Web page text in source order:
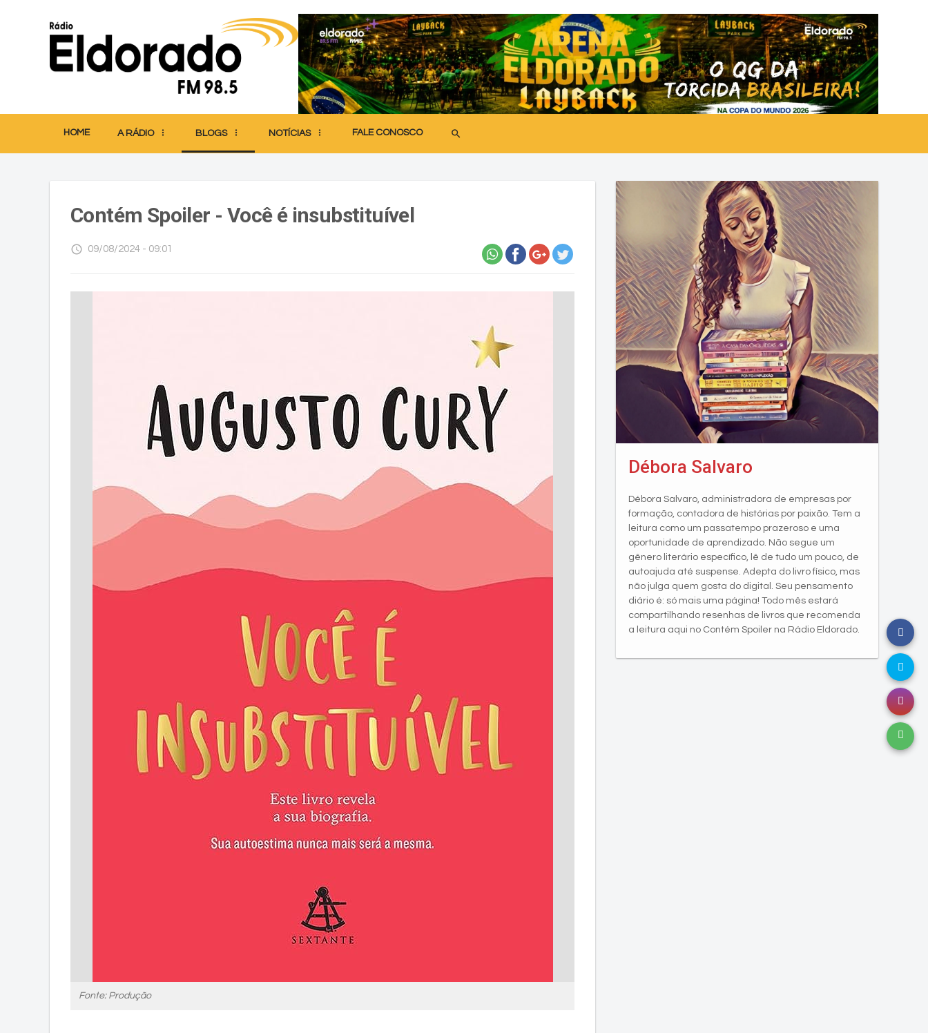
HOME A RÁDIO BLOGS NOTÍCIAS FALE CONOSCO search
Contém Spoiler - Você é insubstituível
access_time 09/08/2024 - 09:01
Fonte: Produção
Débora Salvaro
Débora Salvaro, administradora de empresas por
formação, contadora de histórias por paixão. Tem a
leitura como um passatempo prazeroso e uma
oportunidade de aprendizado. Não segue um
gênero literário específico, lê de tudo um pouco, de
autoajuda até suspense. Adepta do livro físico, mas
não julga quem gosta do digital. Seu pensamento
diário é: só mais uma página! Todo mês estará
compartilhando resenhas de livros que recomenda
a leitura aqui no Contém Spoiler na Rádio Eldorado.